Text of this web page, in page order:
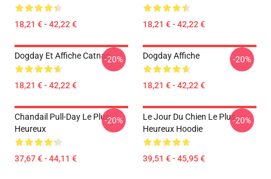
18,21 € - 42,22 € 18,21 € - 42,22 €
Dogday Et Affiche Catnap
18,21 € - 42,22 €
-20% Dogday Affiche
18,21 € - 42,22 €
-20%
Chandail Pull-Day Le Plus
Heureux
37,67 € - 44,11 €
-20%
Le Jour Du Chien Le Plus
Heureux Hoodie
39,51 € - 45,95 €
-20%